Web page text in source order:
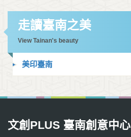
走讀臺南之美
View Tainan's beauty
美印臺南
文創PLUS 臺南創意中心